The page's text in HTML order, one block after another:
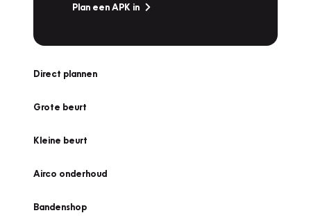
Plan een APK in
Direct plannen
Grote beurt
Kleine beurt
Airco onderhoud
Bandenshop